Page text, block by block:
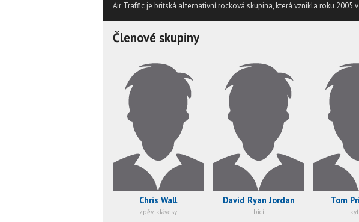
Air Traffic je britská alternativní rocková skupina, která vznikla roku 2005
Členové skupiny
Chris Wall
zpěv, klávesy
David Ryan Jordan
bicí
Tom